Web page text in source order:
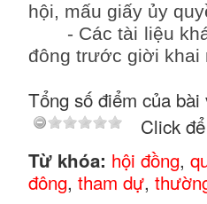
hội, mấu giấy ủy
- Các tài liệu
đông trước giời khai
Tổng số điểm của
Click
Từ khóa: hội đồng,
đông, tham dự,